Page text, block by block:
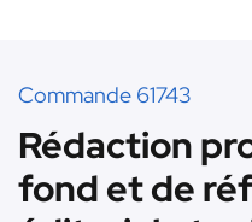
Commande 61743
Rédaction
fond et de